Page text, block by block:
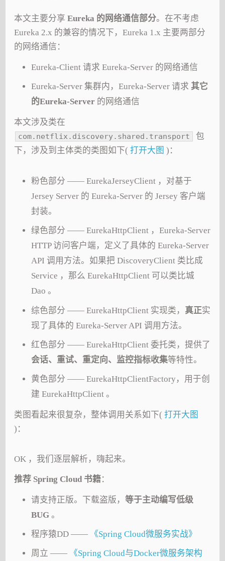
本文主要分享Eureka 的网络通信部分。在不考虑
Eureka 2.x 的兼容的情况下，Eureka 1.x 主要两部分
的网络通信：
Eureka-Client 请求 Eureka-Server 的网络通信
Eureka-Server 集群内，Eureka-Server 请求 其它
的Eureka-Server的网络通信
本文涉及类在
com.netflix.discovery.shared.transport
包
下，涉及到主体类的类图如下(打开大图 )：
粉色部分 —— EurekaJerseyClient ，对基于
Jersey Server 的 Eureka-Server 的 Jersey 客户端
封装。
绿色部分 —— EurekaHttpClient ，Eureka-Server
HTTP 访问客户端，定义了具体的 Eureka-Server
API 调用方法。如果把 DiscoveryClient 类比成
Service ，那么 EurekaHttpClient 可以类比城
Dao 。
综色部分 —— EurekaHttpClient 实现类， 真正实
现了具体的 Eureka-Server API 调用方法。
红色部分 —— EurekaHttpClient 委托类，提供了
会话、重试、重定向、监控指标收集等特性。
黄色部分 —— EurekaHttpClientFactory，用于创
建 EurekaHttpClient 。
类图看起来很复杂，整体调用关系如下(打开大图
)：
OK ，我们逐层解析，嗨起来。
推荐 Spring Cloud 书籍：
请支持正版。下载盗版， 等于主动编写低级
BUG。
程序猿DD —— 《Spring Cloud微服务实战》
周立 ——
《Spring Cloud与Docker微服务架构